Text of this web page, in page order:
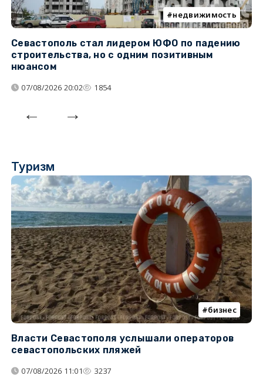
недвижимость
Севастополь стал лидером ЮФО по падению
строительства, но с одним позитивным
нюансом
07/08/2026 20:02 1854
Туризм
бизнес
Власти Севастополя услышали операторов
севастопольских пляжей
07/08/2026 11:01 3237